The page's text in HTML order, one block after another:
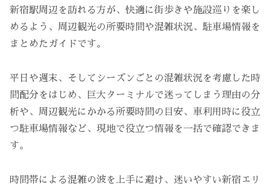
新宿駅周辺を訪れる方が、快適に街歩きや施設巡りを楽し
めるよう、周辺観光の所要時間や混雑状況、駐車場情報を
まとめたガイドです。
平日や週末、そしてシーズンごとの混雑状況を考慮した時
間配分をはじめ、巨大ターミナルで迷ってしまう理由の分
析や、周辺観光にかかる所要時間の目安、車利用時に役立
つ駐車場情報など、現地で役立つ情報を一括で確認できま
す。
時間帯による混雑の波を上手に避け、迷いやすい新宿エリ